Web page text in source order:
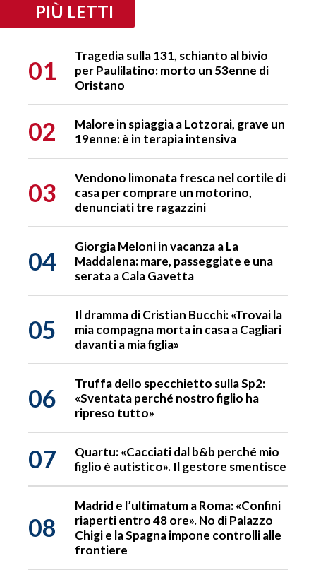
PIÙ LETTI
01
Tragedia sulla 131, schianto al bivio
per Paulilatino: morto un 53enne di
Oristano
02
Malore in spiaggia a Lotzorai, grave un
19enne: è in terapia intensiva
03
Vendono limonata fresca nel cortile di
casa per comprare un motorino,
denunciati tre ragazzini
04
Giorgia Meloni in vacanza a La
Maddalena: mare, passeggiate e una
serata a Cala Gavetta
05
Il dramma di Cristian Bucchi: «Trovai la
mia compagna morta in casa a Cagliari
davanti a mia figlia»
06
Truffa dello specchietto sulla Sp2:
«Sventata perché nostro figlio ha
ripreso tutto»
07
Quartu: «Cacciati dal b&b perché mio
figlio è autistico». Il gestore smentisce
08
Madrid e l’ultimatum a Roma: «Confini
riaperti entro 48 ore». No di Palazzo
Chigi e la Spagna impone controlli alle
frontiere